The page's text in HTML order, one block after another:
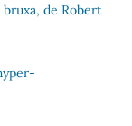
de Robert